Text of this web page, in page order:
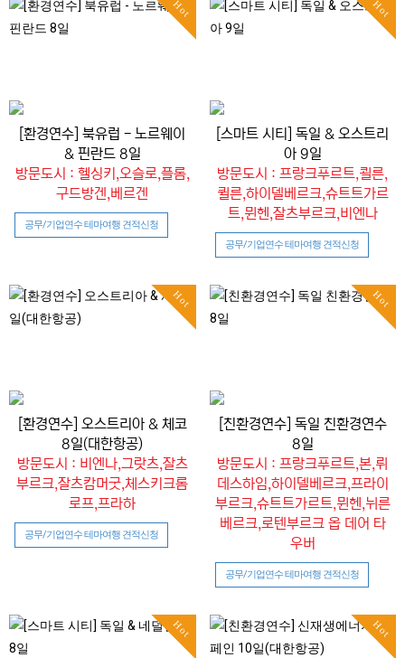
Hot
[환경연수] 북유럽 - 노르웨이
& 핀란드 8일
방문도시 : 헬싱키,오슬로,플롬,
구드방겐,베르겐
공무/기업연수 테마여행 견적신청
Hot
[스마트 시티] 독일 & 오스트리
아 9일
방문도시 : 프랑크푸르트,쾰른,
퀼른,하이델베르크,슈트트가르
트,뮌헨,잘츠부르크,비엔나
공무/기업연수 테마여행 견적신청
Hot
[환경연수] 오스트리아 & 체코
8일(대한항공)
방문도시 : 비엔나,그랏츠,잘츠
부르크,잘츠캄머굿,체스키크롬
로프,프라하
공무/기업연수 테마여행 견적신청
Hot
[친환경연수] 독일 친환경연수
8일
방문도시 : 프랑크푸르트,본,뤼
데스하임,하이델베르크,프라이
부르크,슈트트가르트,뮌헨,뉘른
베르크,로텐부르크 옵 데어 타
우버
공무/기업연수 테마여행 견적신청
Hot Hot